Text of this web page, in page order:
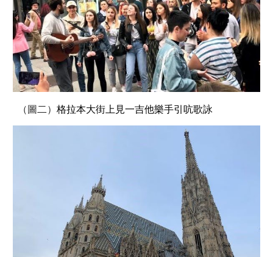
（圖二）格拉本大街上見一吉他樂手引吭歌詠